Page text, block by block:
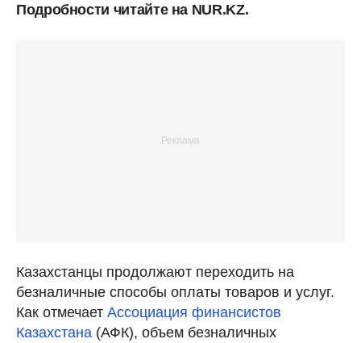
Подробности читайте на NUR.KZ.
Казахстанцы продолжают переходить на
безналичные способы оплаты товаров и услуг.
Как отмечает Ассоциация финансистов
Казахстана (АФК), объем безналичных